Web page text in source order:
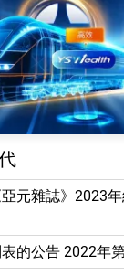
元雜誌》2023
的公告 2022年